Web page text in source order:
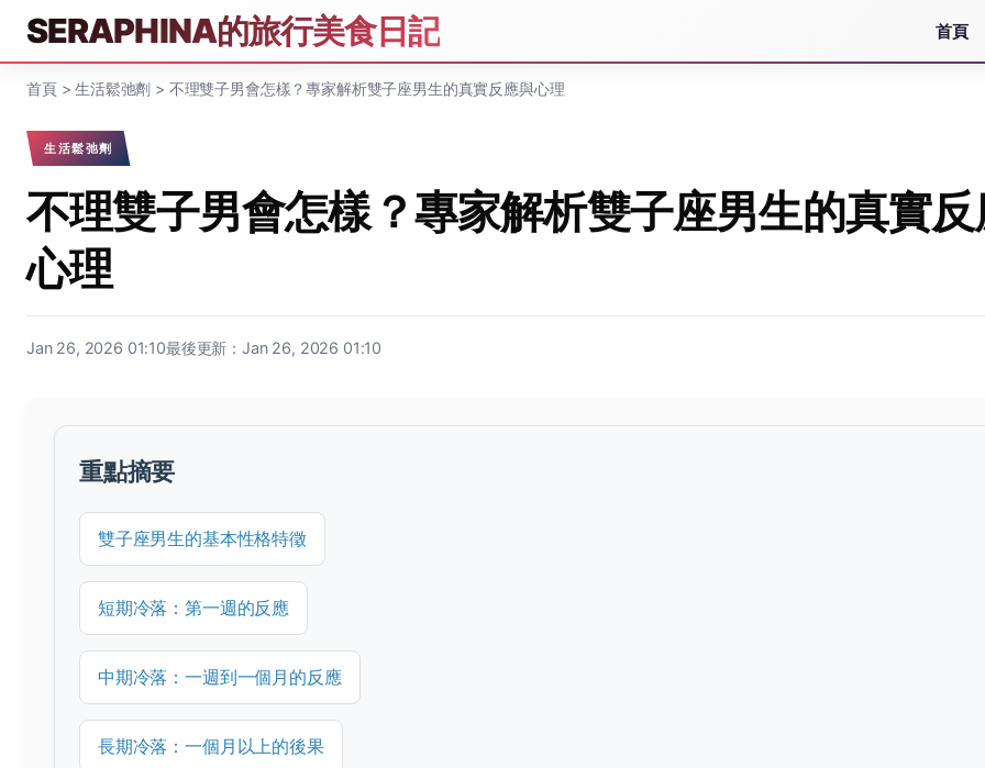
SERAPHINA的旅行美食日記 首頁
首頁>生活鬆弛劑 > 不理雙子男會怎樣？專家解析雙子座男生的真實反應與心理
生活鬆弛劑
不理雙子男會怎樣？專家解析雙子座男生的真實
心理
Jan 26, 2026 01:10最後更新：Jan 26, 2026 01:10
重點摘要
雙子座男生的基本性格特徵
短期冷落：第一週的反應
中期冷落：一週到一個月的反應
長期冷落：一個月以上的後果